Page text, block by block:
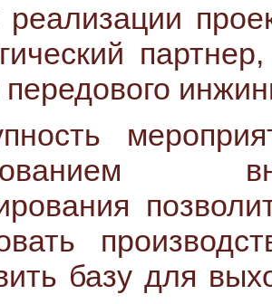
базу для